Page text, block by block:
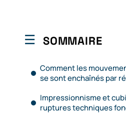
SOMMAIRE
Comment les
se sont enchaînés par
Impressionnisme et
ruptures techniques